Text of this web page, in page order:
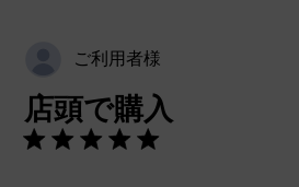
ご利用者様
店頭で購入